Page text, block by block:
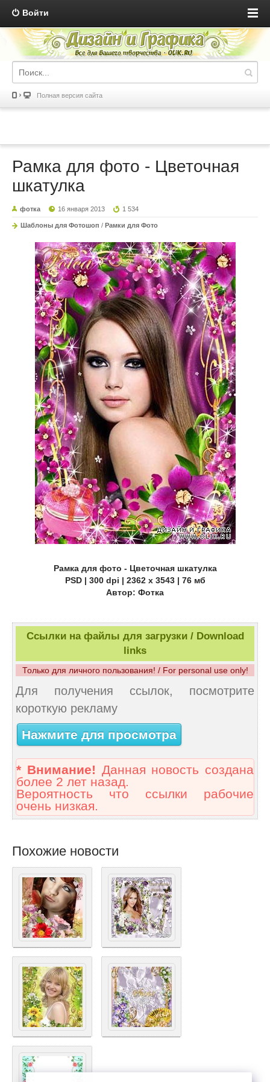
Войти
Полная версия сайта
Рамка для фото - Цветочная
шкатулка
фотка 16 января 2013 1 534
Шаблоны для Фотошоп / Рамки для Фото
Рамка для фото - Цветочная шкатулка
PSD | 300 dpi | 2362 x 3543 | 76 мб
Автор: Фотка
Ссылки на файлы для загрузки / Download
links
Только для личного пользования! / For personal use only!
Для получения ссылок, посмотрите
короткую рекламу
Нажмите для просмотра
* Внимание! Данная новость создана
более 2 лет назад.
Вероятность что ссылки рабочие
очень низкая.
Похожие новости